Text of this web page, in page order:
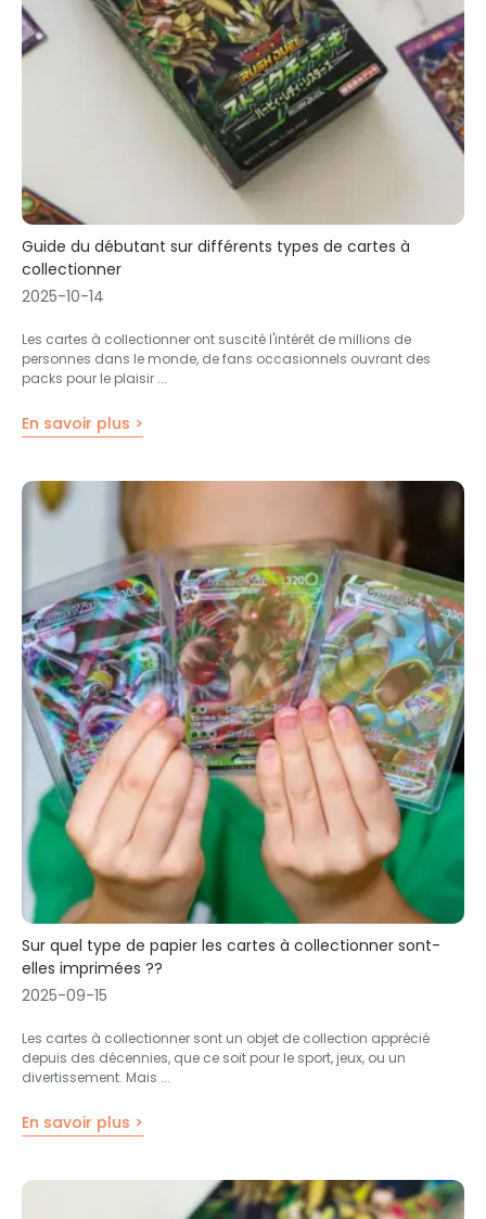
Guide du débutant sur différents types de cartes à
collectionner
2025-10-14
Les cartes à collectionner ont suscité l'intérêt de millions de
personnes dans le monde, de fans occasionnels ouvrant des
packs pour le plaisir ...
En savoir plus >
Sur quel type de papier les cartes à collectionner sont-
elles imprimées ??
2025-09-15
Les cartes à collectionner sont un objet de collection apprécié
depuis des décennies, que ce soit pour le sport, jeux, ou un
divertissement. Mais ...
En savoir plus >